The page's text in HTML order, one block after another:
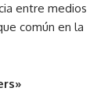
entre medios
común en la